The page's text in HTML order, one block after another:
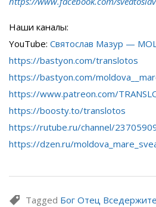
Наши каналы:
YouTube: Святослав Мазур —
https://bastyon.com/translotos
https://bastyon.com/
https://www.patreon.com/
https://boosty.to/translotos
https://rutube.ru/channel/
https://dzen.ru/
Tagged Бог Отец